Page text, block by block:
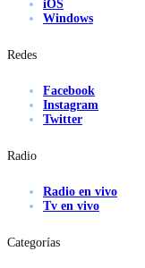
iOS
Windows
Redes
Facebook
Instagram
Twitter
Radio
Radio en vivo
Tv en vivo
Categorías